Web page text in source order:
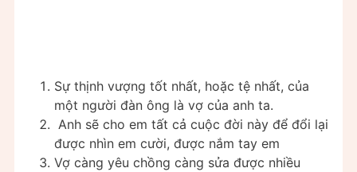
Sự thịnh vượng tốt nhất, hoặc tệ nhất, của
một người đàn ông là vợ của anh ta.
Anh sẽ cho em tất cả cuộc đời này để đổi lại
được nhìn em cười, được nắm tay em
Vợ càng yêu chồng càng sửa được nhiều